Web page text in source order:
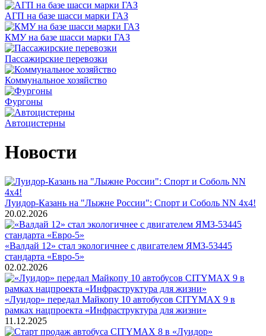
АГП на базе шасси марки ГАЗ
КМУ на базе шасси марки ГАЗ
Пассажирские перевозки
Коммунальное хозяйство
Фургоны
Автоцистерны
Новости
Луидор-Казань на "Лыжне России": Спорт и Соболь NN 4х4!
20.02.2026
«Валдай 12» стал экологичнее с двигателем ЯМЗ-53445
стандарта «Евро-5»
02.02.2026
«Луидор» передал Майкопу 10 автобусов CITYMAX 9 в
рамках нацпроекта «Инфраструктура для жизни»
11.12.2025